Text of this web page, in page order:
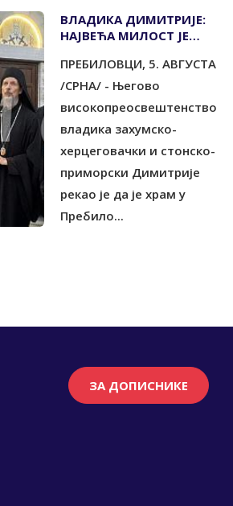
ВЛАДИКА ДИМИТРИЈЕ:
НАЈВЕЋА МИЛОСТ ЈЕ
ПРЕБИЛОВЦИ, 5. АВГУСТА
/СРНА/ - Његово
високопреосвештенство
владика захумско-
херцеговачки и стонско-
приморски Димитрије
рекао је да је храм у
Пребило...
ЗА ДОПИСНИКЕ